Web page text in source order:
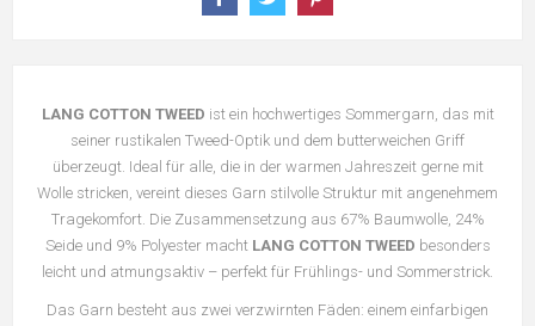
LANG COTTON TWEED ist ein hochwertiges Sommergarn, das mit
seiner rustikalen Tweed-Optik und dem butterweichen Griff
überzeugt. Ideal für alle, die in der warmen Jahreszeit gerne mit
Wolle stricken, vereint dieses Garn stilvolle Struktur mit angenehmem
Tragekomfort. Die Zusammensetzung aus 67% Baumwolle, 24%
Seide und 9% Polyester macht LANG COTTON TWEED besonders
leicht und atmungsaktiv – perfekt für Frühlings- und Sommerstrick.
Das Garn besteht aus zwei verzwirnten Fäden: einem einfarbigen